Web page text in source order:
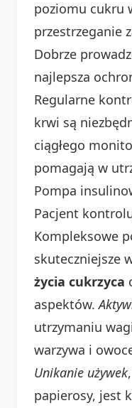
poziomu cukru
przestrzeganie
Dobrze
najlepsza
Regularne
krwi są
ciągłego
pomagają w
Pompa
Pacjent
Kompleksowe
skuteczniejsze
życia cukrzyca
aspektów.
utrzymaniu
warzywa i
Unikanie używek
papierosy, jest